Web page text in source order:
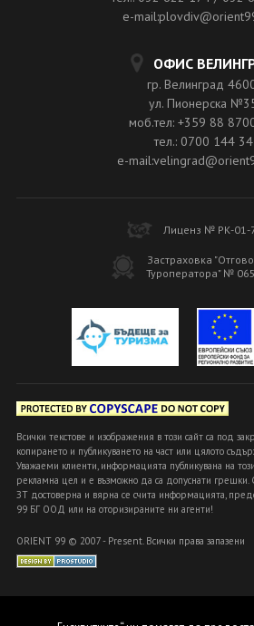
e-
ОФИС
гр. Велинград
ул. Пионерска
моб.тел: +359 88
тел.: 0700 144 34
e-
Лиценз № РК-01-
Застраховка
Туроператора" №
Всички текстове и изображения в този сайт са под
копирането и публикуването на част или цялото
Уважаеми клиенти, информацията публикувана на
рекламна цел и е възможно да са допуснати грешки.
ЗТ достоверна и вярна се счита информацията,
99 БГ ООД или на оторизираните ни агенти!
ORIENT 99 © 2007 - Present. Всички права запазени